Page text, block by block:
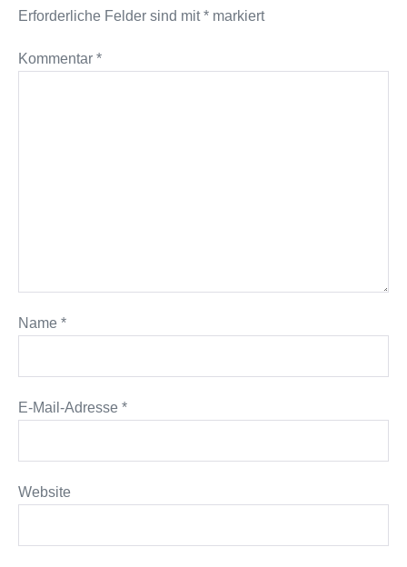
Erforderliche Felder sind mit* markiert
Kommentar *
Name *
E-Mail-Adresse *
Website